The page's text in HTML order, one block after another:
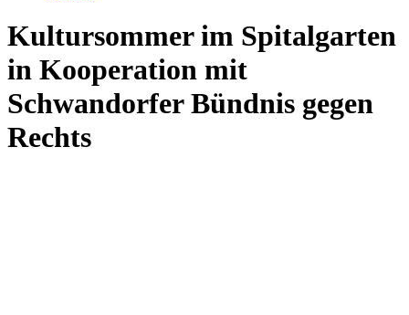
Kultursommer im Spitalgarten
in Kooperation mit
Schwandorfer Bündnis gegen
Rechts